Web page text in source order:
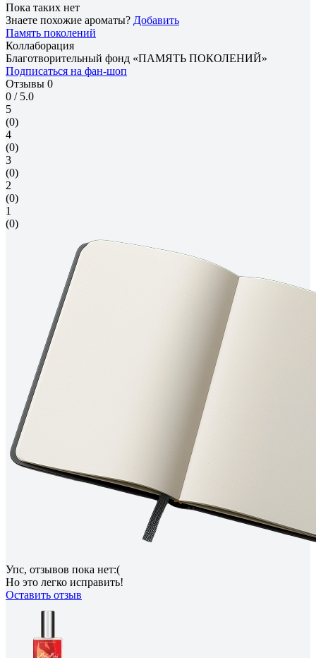
Пока таких нет
Знаете похожие ароматы? Добавить
Память поколений
Коллаборация
Благотворительный фонд «ПАМЯТЬ ПОКОЛЕНИЙ»
Подписаться на фан-шоп
Отзывы 0
0 / 5.0
5
(0)
4
(0)
3
(0)
2
(0)
1
(0)
Упс, отзывов пока нет:(
Но это легко исправить!
Оставить отзыв